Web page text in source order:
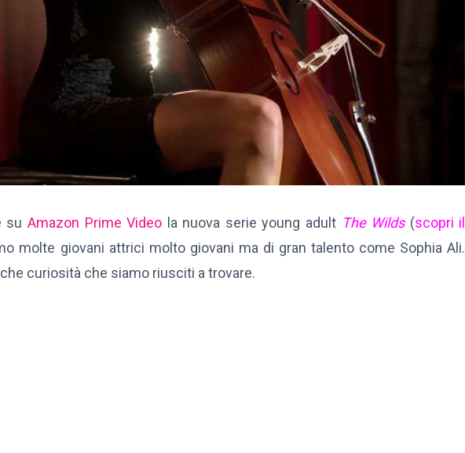
su Amazon Prime Video la nuova serie young adult The Wilds(scopri il
molte giovani attrici molto giovani ma di gran talento come Sophia Ali.
curiosità che siamo riusciti a trovare.